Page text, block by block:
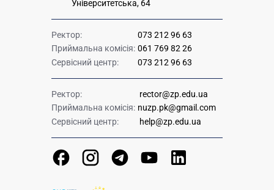
Університетська, 64
Ректор:
073 212 96 63
Приймальна комісія: 061 769 82 26
Сервісний центр:
073 212 96 63
Ректор:
rector@zp.edu.ua
Приймальна комісія: nuzp.pk@gmail.com
Сервісний центр:
help@zp.edu.ua